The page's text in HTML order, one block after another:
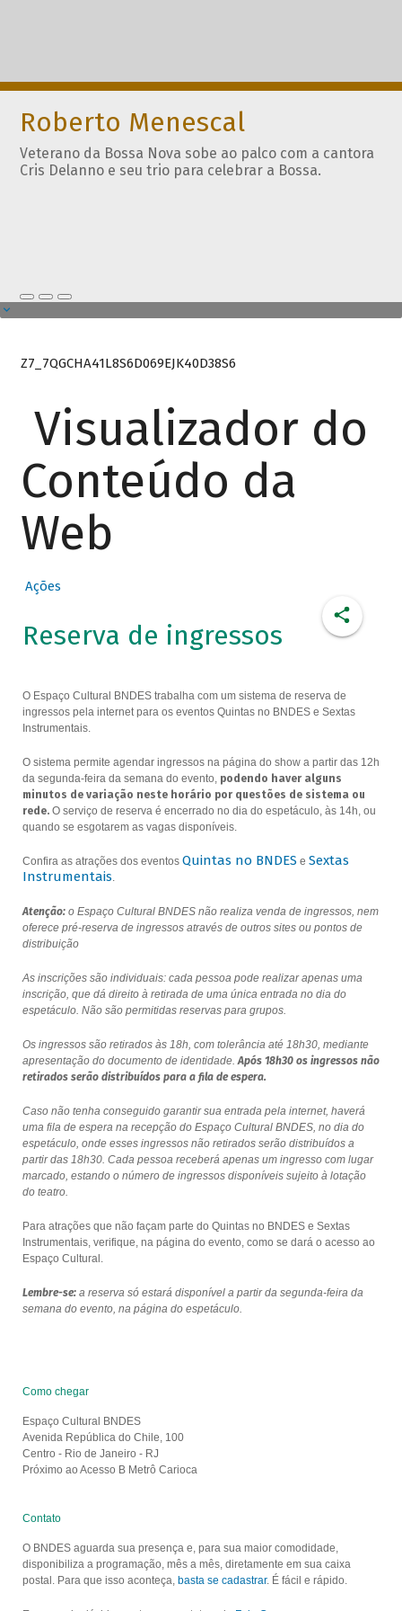
Roberto Menescal
Veterano da Bossa Nova sobe ao palco com a cantora
Cris Delanno e seu trio para celebrar a Bossa.
Z7_7QGCHA41L8S6D069EJK40D38S6
Visualizador do
Conteúdo da
Web
Ações
Reserva de ingressos
O Espaço Cultural BNDES trabalha com um sistema de reserva de
ingressos pela internet para os eventos Quintas no BNDES e Sextas
Instrumentais.
O sistema permite agendar ingressos na página do show a partir das 12h
da segunda-feira da semana do evento, podendo haver alguns
minutos de variação neste horário por questões de sistema ou
rede.O serviço de reserva é encerrado no dia do espetáculo, às 14h, ou
quando se esgotarem as vagas disponíveis.
Confira as atrações dos eventos Quintas no BNDES e Sextas
Instrumentais.
Atenção:o Espaço Cultural BNDES não realiza venda de ingressos, nem
oferece pré-reserva de ingressos através de outros sites ou pontos de
distribuição
As inscrições são individuais: cada pessoa pode realizar apenas uma
inscrição, que dá direito à retirada de uma única entrada no dia do
espetáculo. Não são permitidas reservas para grupos.
Os ingressos são retirados às 18h, com tolerância até 18h30, mediante
apresentação do documento de identidade.Após 18h30 os ingressos não
retirados serão distribuídos para a fila de espera.
Caso não tenha conseguido garantir sua entrada pela internet, haverá
uma fila de espera na recepção do Espaço Cultural BNDES, no dia do
espetáculo, onde esses ingressos não retirados serão distribuídos a
partir das 18h30. Cada pessoa receberá apenas um ingresso com lugar
marcado, estando o número de ingressos disponíveis sujeito à lotação
do teatro.
Para atrações que não façam parte do Quintas no BNDES e Sextas
Instrumentais, verifique, na página do evento, como se dará o acesso ao
Espaço Cultural.
Lembre-se:a reserva só estará disponível a partir da segunda-feira da
semana do evento, na página do espetáculo.
Como chegar
Espaço Cultural BNDES
Avenida República do Chile, 100
Centro - Rio de Janeiro - RJ
Próximo ao Acesso B Metrô Carioca
Contato
O BNDES aguarda sua presença e, para sua maior comodidade,
disponibiliza a programação, mês a mês, diretamente em sua caixa
postal. Para que isso aconteça, basta se cadastrar. É fácil e rápido.